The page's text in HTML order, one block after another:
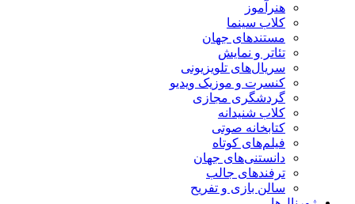
هنرآموز
کلاب سینما
مستندهای جهان
تئاتر و نمایش
سریال‌های تلویزیونی
کنسرت و موزیک ویدیو
گردشگری مجازی
کلاب شنیدانه
کتابخانه صوتی
فیلم‌های کوتاه
دانستنی‌های جهان
ترفندهای جالب
سالن بازی و تفریح